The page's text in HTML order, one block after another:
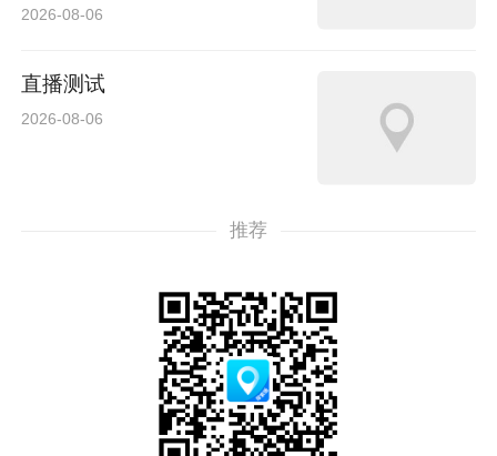
2026-08-06
直播测试
2026-08-06
推荐